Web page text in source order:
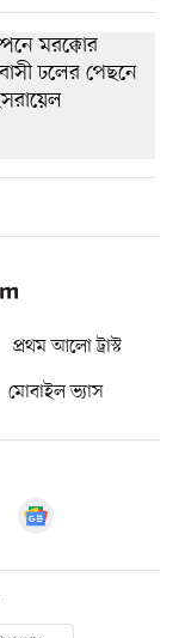
প্রথম আলো ট্রাস্ট
মোবাইল ভ্যাস